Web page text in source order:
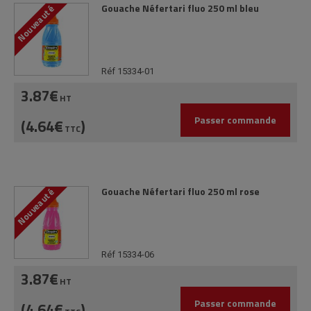
Nouveauté Gouache Néfertari fluo 250 ml bleu
Réf 15334-01
3.87€ HT
(4.64€ TTC) Passer commande
Nouveauté Gouache Néfertari fluo 250 ml rose
Réf 15334-06
3.87€ HT
Passer commande